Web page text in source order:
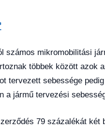
számos mikromobilitási
többek között azok
tervezett sebessége
a jármű tervezési
79 százalékát két